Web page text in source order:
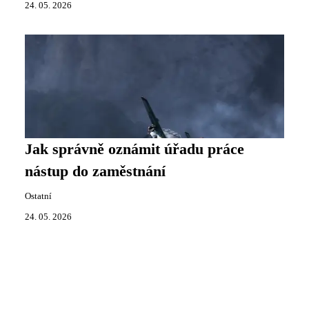
24. 05. 2026
Jak správně oznámit úřadu práce
nástup do zaměstnání
Ostatní
24. 05. 2026